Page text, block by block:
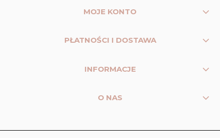
MOJE KONTO
PŁATNOŚCI I DOSTAWA
INFORMACJE
O NAS